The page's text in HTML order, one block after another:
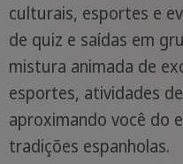
culturais, esportes e
de quiz e saídas em
mistura animada de
esportes, atividades
aproximando você do
tradições espanholas.